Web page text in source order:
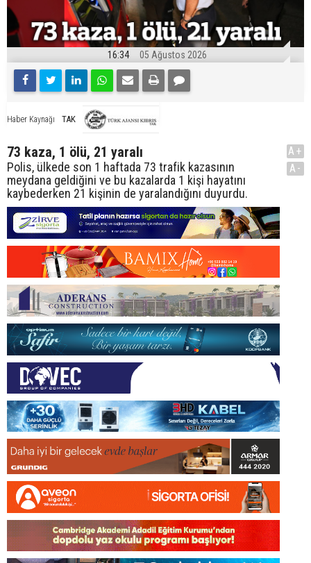
16:34 05 Ağustos 2026
Haber Kaynağı TAK
73 kaza, 1 ölü, 21 yaralı
Polis, ülkede son 1 haftada 73 trafik kazasının
meydana geldiğini ve bu kazalarda 1 kişi hayatını
kaybederken 21 kişinin de yaralandığını duyurdu.
A+
A-